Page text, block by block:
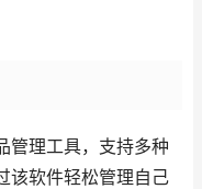
管理工具，支持多种
该软件轻松管理自己